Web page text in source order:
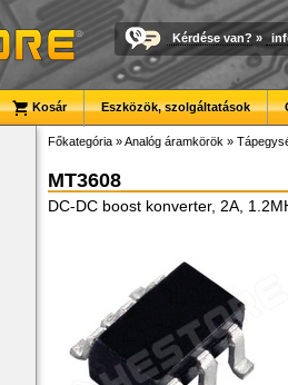
Kérdése van? »
Kosár Eszközök, szolgáltatások
Főkategória »Analóg áramkörök »
MT3608
DC-DC boost konverter, 2A,